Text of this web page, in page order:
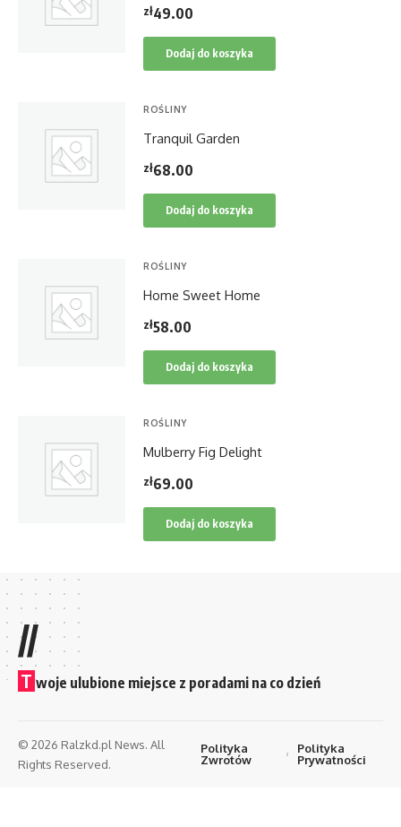
zł49.00
Dodaj do koszyka
ROŚLINY
Tranquil Garden
zł68.00
Dodaj do koszyka
ROŚLINY
Home Sweet Home
zł58.00
Dodaj do koszyka
ROŚLINY
Mulberry Fig Delight
zł69.00
Dodaj do koszyka
//
T woje ulubione miejsce z poradami na co dzień
© 2026 Ralzkd.pl News. All
Rights Reserved.
Polityka
Zwrotów
Polityka
Prywatności